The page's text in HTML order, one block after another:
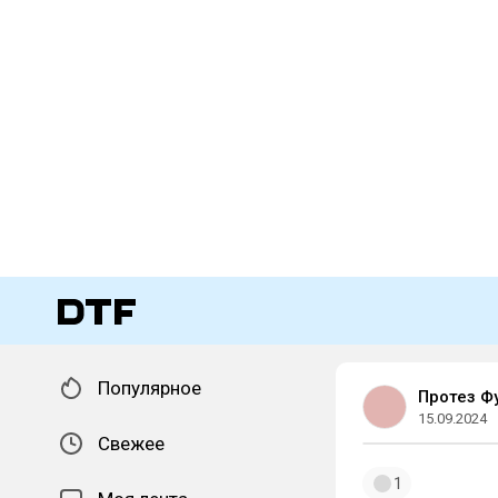
Популярное
Свежее
Протез
15.09.2024
1